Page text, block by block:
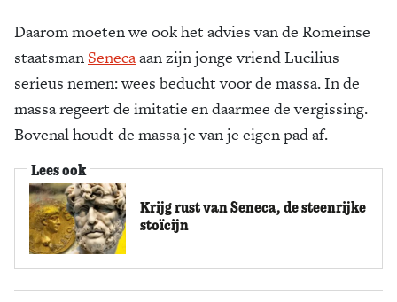
Daarom moeten we ook het advies van de Romeinse
staatsmanSenecaaan zijn jonge vriend Lucilius
serieus nemen: wees beducht voor de massa. In de
massa regeert de imitatie en daarmee de vergissing.
Bovenal houdt de massa je van je eigen pad af.
Lees ook
Krijg rust van Seneca, de steenrijke
stoïcijn